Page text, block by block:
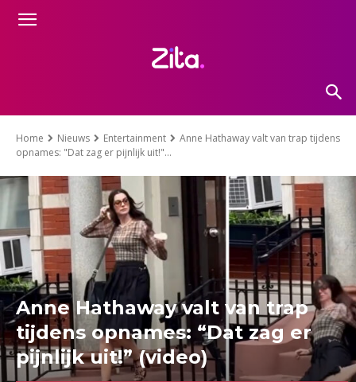
Home Nieuws Entertainment
Anne Hathaway valt van trap tijdens
opnames: "Dat zag er pijnlijk uit!"...
Anne Hathaway valt van trap
tijdens opnames: “Dat zag er
pijnlijk uit!” (video)